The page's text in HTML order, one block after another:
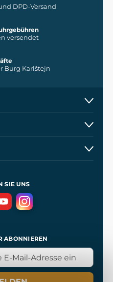
DPD-Versand
versendet
Burg Karlštejn
SIE UNS
ABONNIEREN